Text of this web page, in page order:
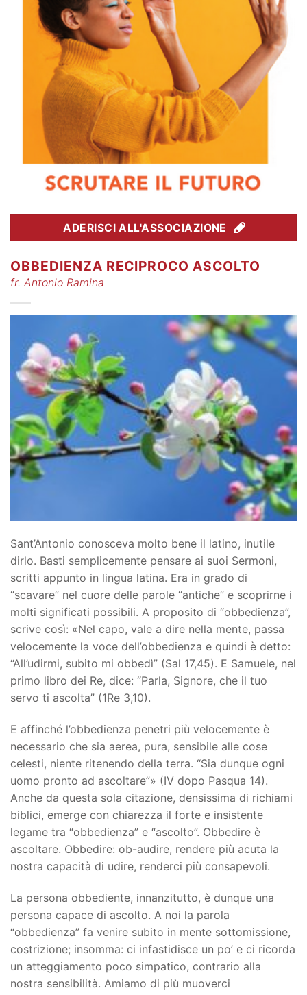
ADERISCI ALL'ASSOCIAZIONE
OBBEDIENZA RECIPROCO ASCOLTO
fr. Antonio Ramina
Sant’Antonio conosceva molto bene il latino, inutile
dirlo. Basti semplicemente pensare ai suoi Sermoni,
scritti appunto in lingua latina. Era in grado di
“scavare” nel cuore delle parole “antiche” e scoprirne i
molti significati possibili. A proposito di “obbedienza”,
scrive così: «Nel capo, vale a dire nella mente, passa
velocemente la voce dell’obbedienza e quindi è detto:
“All’udirmi, subito mi obbedì” (Sal 17,45). E Samuele, nel
primo libro dei Re, dice: “Parla, Signore, che il tuo
servo ti ascolta” (1Re 3,10).
E affinché l’obbedienza penetri più velocemente è
necessario che sia aerea, pura, sensibile alle cose
celesti, niente ritenendo della terra. “Sia dunque ogni
uomo pronto ad ascoltare”» (IV dopo Pasqua 14).
Anche da questa sola citazione, densissima di richiami
biblici, emerge con chiarezza il forte e insistente
legame tra “obbedienza” e “ascolto”. Obbedire è
ascoltare. Obbedire: ob-audire, rendere più acuta la
nostra capacità di udire, renderci più consapevoli.
La persona obbediente, innanzitutto, è dunque una
persona capace di ascolto. A noi la parola
“obbedienza” fa venire subito in mente sottomissione,
costrizione; insomma: ci infastidisce un po’ e ci ricorda
un atteggiamento poco simpatico, contrario alla
nostra sensibilità. Amiamo di più muoverci